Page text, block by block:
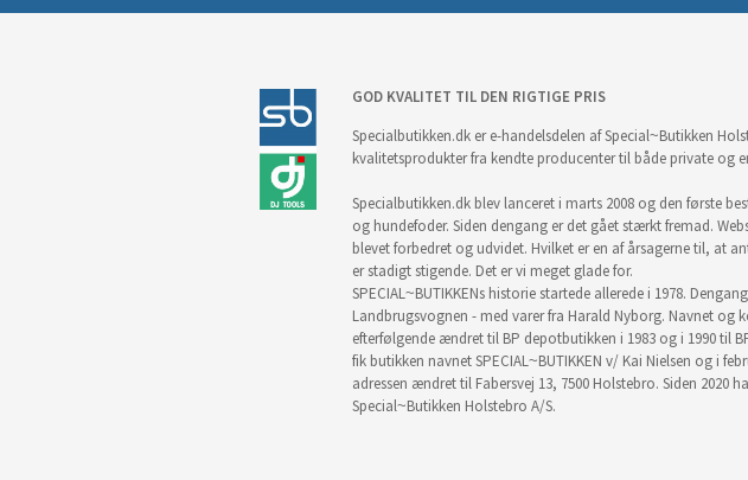
GOD KVALITET TIL DEN RIGTIGE PRIS
Specialbutikken.dk er e-handelsdelen af Special~Butikken
kvalitetsprodukter fra kendte producenter til både private og
Specialbutikken.dk blev lanceret i marts 2008 og den første
og hundefoder. Siden dengang er det gået stærkt fremad.
blevet forbedret og udvidet. Hvilket er en af årsagerne til, at
er stadigt stigende. Det er vi meget glade for.
SPECIAL~BUTIKKENs historie startede allerede i 1978.
Landbrugsvognen - med varer fra Harald Nyborg. Navnet og
efterfølgende ændret til BP depotbutikken i 1983 og i 1990 til
fik butikken navnet SPECIAL~BUTIKKEN v/ Kai Nielsen og i
adressen ændret til Fabersvej 13, 7500 Holstebro. Siden 2020
Special~Butikken Holstebro A/S.